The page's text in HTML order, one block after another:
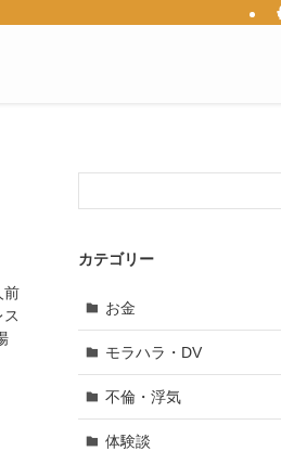
前
カテゴリー
お金
モラハラ・DV
不倫・浮気
体験談